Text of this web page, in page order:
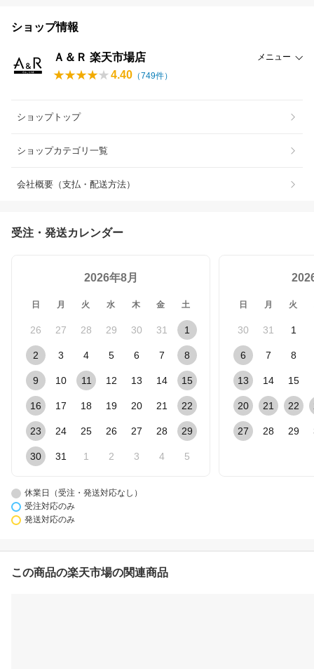
ショップ情報
Ａ＆Ｒ 楽天市場店 メニュー
4.40 （749件）
ショップトップ
ショップカテゴリ一覧
会社概要（支払・配送方法）
受注・発送カレンダー
2026年8月
日 月 火 水 木 金 土
26 27 28 29 30 31 1
2 3 4 5 6 7 8
9 10 11 12 13 14 15
16 17 18 19 20 21 22
23 24 25 26 27 28 29
30 31 1 2 3 4 5
日 月 火
30 31 1
6 7 8
13 14 15
20 21 22
27 28 29
休業日（受注・発送対応なし）
受注対応のみ
発送対応のみ
この商品の楽天市場の関連商品